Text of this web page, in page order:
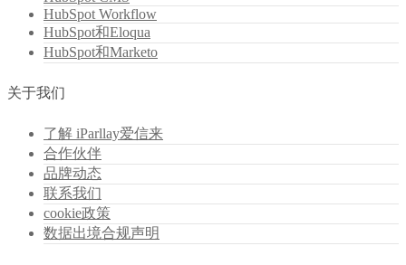
HubSpot Workflow
HubSpot和Eloqua
HubSpot和Marketo
关于我们
了解 iParllay爱信来
合作伙伴
品牌动态
联系我们
cookie政策
数据出境合规声明